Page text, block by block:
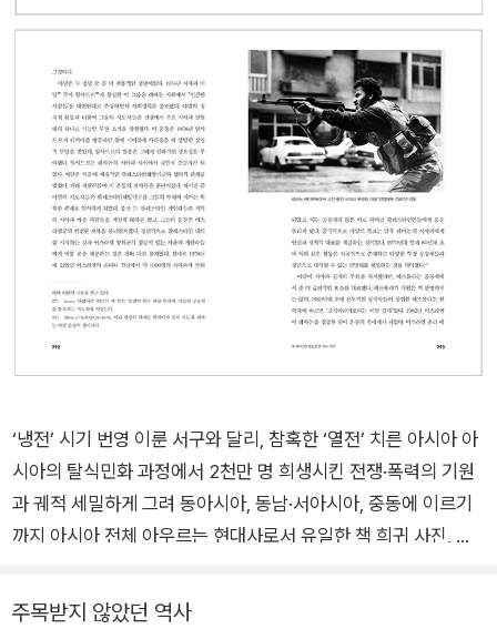
‘냉전’ 시기 번영 이룬 서구와 달리, 참혹한 ‘열전’ 치른 아시아 아
시아의 탈식민화 과정에서 2천만 명 희생시킨 전쟁·폭력의 기원
과 궤적 세밀하게 그려 동아시아, 동남·서아시아, 중동에 이르기
까지 아시아 전체 아우르는 현대사로서 유일한 책 희귀 사진, 도
명), 한국 전쟁(300만 명), 프랑스-인도차이나 전쟁(29만 명),
주목받지 않았던 역사